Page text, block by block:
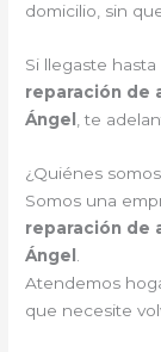
domicilio, sin
Si llegaste
reparación de
Ángel
, te
¿Quiénes
Somos una
reparación de
Ángel
Atendemos
que necesite